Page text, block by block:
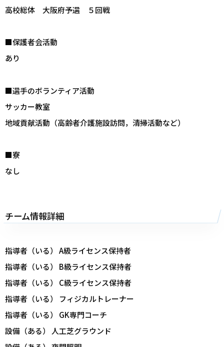
高校総体 大阪府予選 ５回戦
■保護者会活動
あり
■選手のボランティア活動
サッカー教室
地域貢献活動（高齢者介護施設訪問，清掃活動など）
■寮
なし
チーム情報詳細
指導者（いる） A級ライセンス保持者
指導者（いる） B級ライセンス保持者
指導者（いる） C級ライセンス保持者
指導者（いる） フィジカルトレーナー
指導者（いる） GK専門コーチ
設備（ある） 人工芝グラウンド